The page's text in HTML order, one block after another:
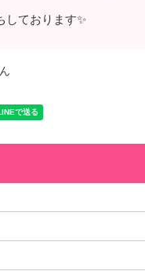
しております✨